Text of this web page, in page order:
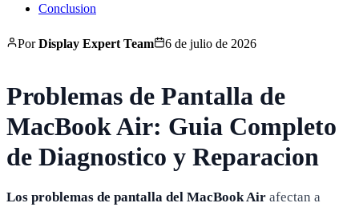
Conclusion
PorDisplay Expert Team 6 de julio de 2026
Problemas de Pantalla de
MacBook Air: Guia Completo
de Diagnostico y Reparacion
Los problemas de pantalla del MacBook Air afectan a